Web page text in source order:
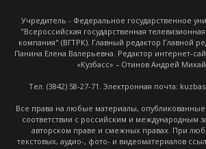
Учредитель - Федеральное государственное
"Всероссийская государственная
компания" (ВГТРК). Главный редактор Главной
Панина Елена Валерьевна. Редактор интернет-
«Кузбасс» – Отинов Андрей
Тел. (3842) 58-27-71. Электронная почта:
Все права на любые материалы,
соответствии с российским и международным
авторском праве и смежных правах. При
текстовых, аудио-, фото- и видеоматериалов